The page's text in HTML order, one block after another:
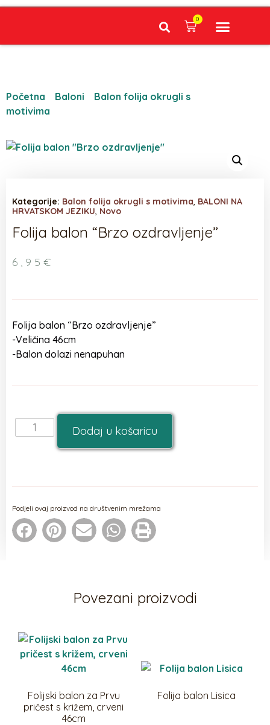
0
Početna Baloni
Balon folija okrugli s
motivima
Kategorije: Balon folija okrugli s motivima BALONI NA
HRVATSKOM JEZIKU Novo
Folija balon “Brzo ozdravljenje”
6,95 €
Folija balon “Brzo ozdravljenje”
-Veličina 46cm
-Balon dolazi nenapuhan
Dodaj u košaricu
Podjeli ovaj proizvod na društvenim mrežama
Povezani proizvodi
Folijski balon za Prvu
pričest s križem, crveni
46cm
Folija balon Lisica